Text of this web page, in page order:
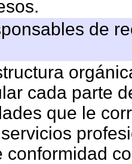
de
cada parte
que le
conformidad